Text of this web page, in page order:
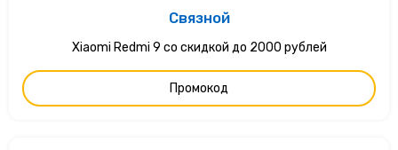
Связной
Xiaomi Redmi 9 со скидкой до 2000 рублей
Промокод